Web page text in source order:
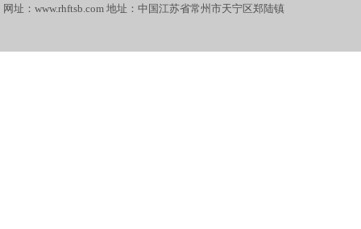
网址：www.rhftsb.com 地址：中国江苏省常州市天宁区郑陆镇